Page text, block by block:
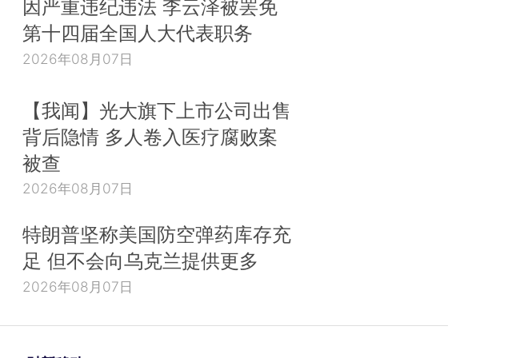
因严重违纪违法 李云泽被罢免
第十四届全国人大代表职务
2026年08月07日
【我闻】光大旗下上市公司出售
背后隐情 多人卷入医疗腐败案
被查
2026年08月07日
特朗普坚称美国防空弹药库存充
足 但不会向乌克兰提供更多
2026年08月07日